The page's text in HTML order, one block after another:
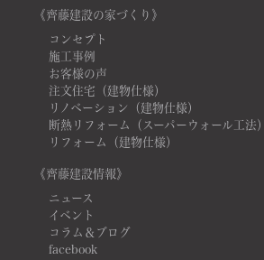
《齊藤建設の家づくり》
コンセプト
施工事例
お客様の声
注文住宅（建物仕様）
リノベーション（建物仕様）
断熱リフォーム（スーパーウォール工法）
リフォーム（建物仕様）
《齊藤建設情報》
ニュース
イベント
コラム＆ブログ
facebook